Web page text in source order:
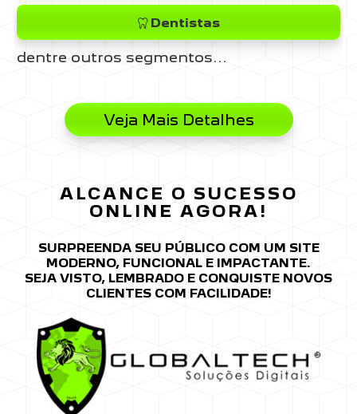
Dentistas
dentre outros segmentos...
Veja Mais Detalhes
ALCANCE O SUCESSO
ONLINE AGORA!
SURPREENDA SEU PÚBLICO COM UM SITE
MODERNO, FUNCIONAL E IMPACTANTE.
SEJA VISTO, LEMBRADO E CONQUISTE NOVOS
CLIENTES COM FACILIDADE!